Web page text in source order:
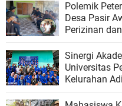
Polemik
Desa Pasir
Perizinan
Sinergi
Universitas
Kelurahan